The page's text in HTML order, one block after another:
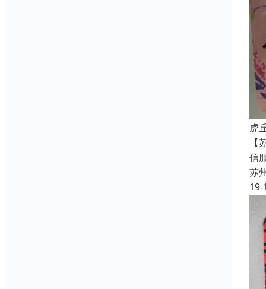
虎
信
苏
19-